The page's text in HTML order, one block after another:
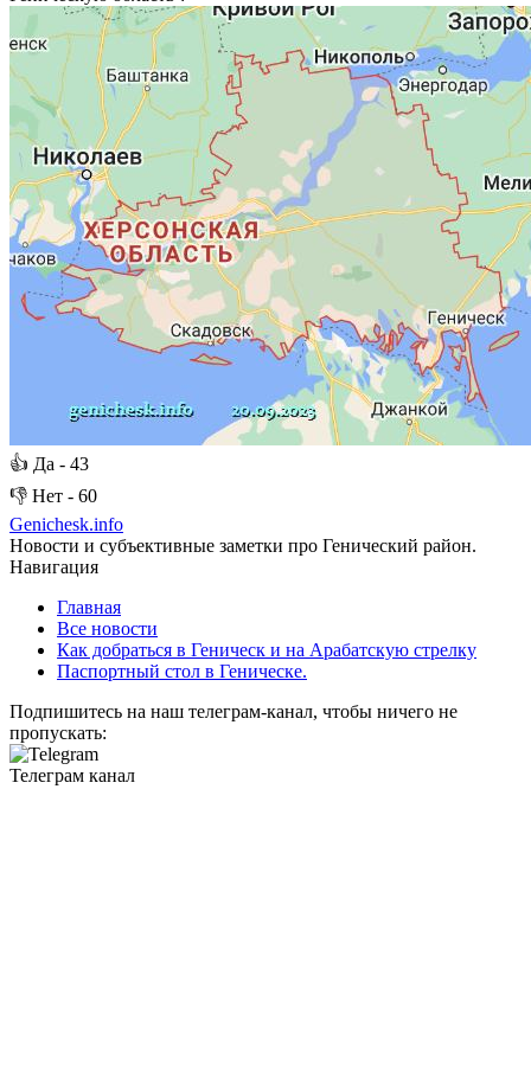
👍 Да - 43
👎 Нет - 60
Genichesk.info
Новости и субъективные заметки про Генический район.
Навигация
Главная
Все новости
Как добраться в Геническ и на Арабатскую стрелку
Паспортный стол в Геническе.
Подпишитесь на наш телеграм-канал, чтобы ничего не
пропускать:
Телеграм канал